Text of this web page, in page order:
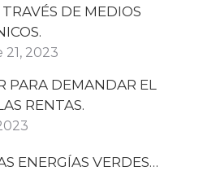
DE MEDIOS
2023
PARA DEMANDAR EL
RENTAS.
ENERGÍAS VERDES…